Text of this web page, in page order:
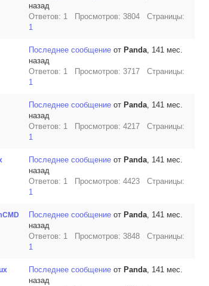
назад
Ответов: 1 Просмотров: 3804 Страницы:
1
Последнее сообщение от Panda, 141 мес.
назад
Ответов: 1 Просмотров: 3717 Страницы:
1
Последнее сообщение от Panda, 141 мес.
назад
Ответов: 1 Просмотров: 4217 Страницы:
1
Последнее сообщение от Panda, 141 мес.
назад
Ответов: 1 Просмотров: 4423 Страницы:
1
Последнее сообщение от Panda, 141 мес.
назад
Ответов: 1 Просмотров: 3848 Страницы:
1
Последнее сообщение от Panda, 141 мес.
назад